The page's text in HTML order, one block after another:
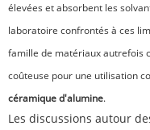
élevées et absorbent les
laboratoire confrontés à ces
famille de matériaux autrefois
coûteuse pour une utilisation
céramique d'alumine.
Les discussions autour